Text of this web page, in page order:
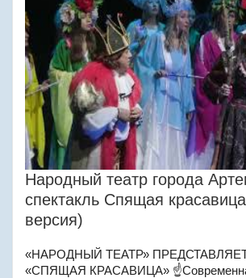
Народный театр города
спектакль Спящая
версия)
«НАРОДНЫЙ ТЕАТР»
«СПЯЩАЯ КРАСАВИЦА»